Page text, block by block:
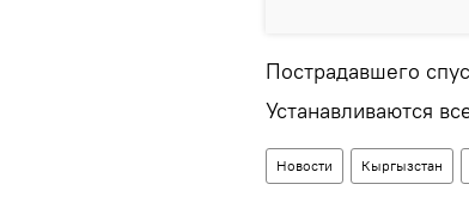
Пострадавшего
Устанавливаются
Новости Кыргызстан